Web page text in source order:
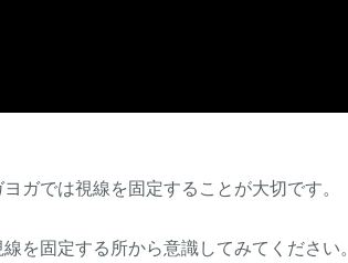
ガでは視線を固定することが大切です。
を固定する所から意識してみてください。